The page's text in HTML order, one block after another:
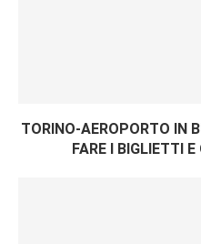
TORINO-AEROPORTO IN
FARE I BIGLIETTI